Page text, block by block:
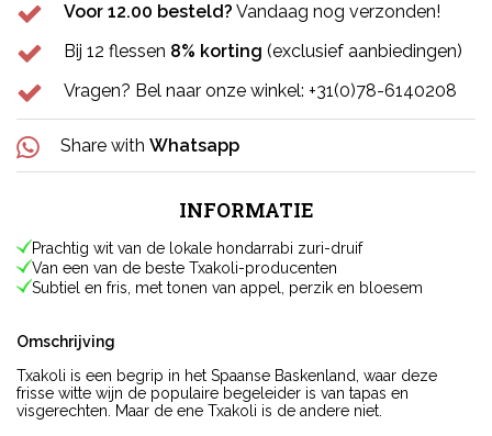
Voor 12.00 besteld? Vandaag nog verzonden!
Bij 12 flessen 8% korting (exclusief aanbiedingen)
Vragen? Bel naar onze winkel: +31(0)78-6140208
Share with Whatsapp
INFORMATIE
Prachtig wit van de lokale hondarrabi zuri-druif
Van een van de beste Txakoli-producenten
Subtiel en fris, met tonen van appel, perzik en bloesem
Omschrijving
Txakoli is een begrip in het Spaanse Baskenland, waar deze
frisse witte wijn de populaire begeleider is van tapas en
visgerechten. Maar de ene Txakoli is de andere niet.